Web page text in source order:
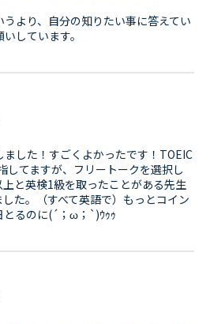
より、自分の知りたい事に答えてい
しています。
した！すごくよかったです！TOEIC
してますが、フリートークを選択し
と英検1級を取ったことがある先生
た。（すべて英語で）もっとコイン
とるのに(´；ω；`)ｳｩｩ